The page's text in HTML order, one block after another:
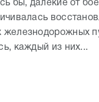
бы, далекие от
железнодорожных
каждый из них...